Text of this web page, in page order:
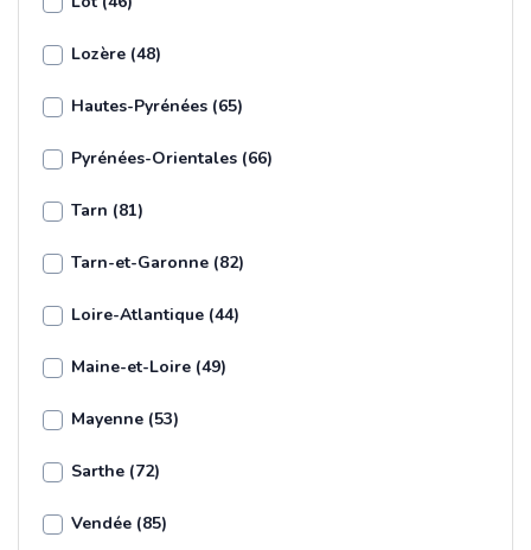
Lozère (48)
Hautes-Pyrénées (65)
Pyrénées-Orientales (66)
Tarn (81)
Tarn-et-Garonne (82)
Loire-Atlantique (44)
Maine-et-Loire (49)
Mayenne (53)
Sarthe (72)
Vendée (85)